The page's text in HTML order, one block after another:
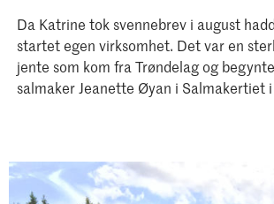
Da Katrine tok svennebrev i august
startet egen virksomhet. Det var en
jente som kom fra Trøndelag og
salmaker Jeanette Øyan i Salmakertiet